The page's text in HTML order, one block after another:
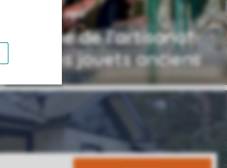
Musée de l'artisanat
et des jouets anciens
50 km du parc